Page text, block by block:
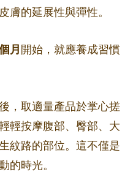
膚的延展性與彈性。
月 開始，就應養成習慣
，取適量產品於掌心搓
輕按摩腹部、臀部、大
紋路的部位。這不僅是
的時光。